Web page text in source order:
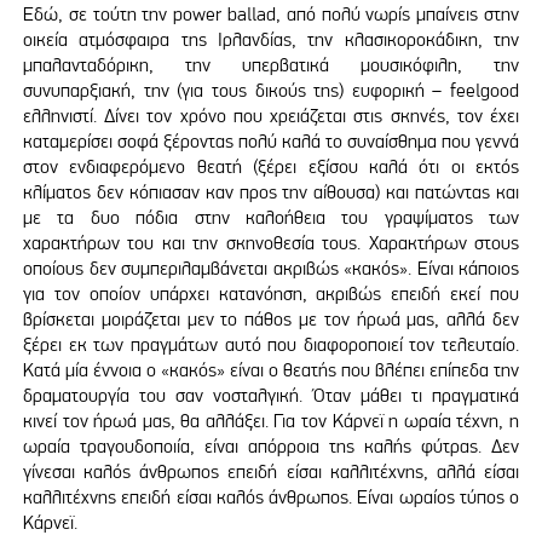
Εδώ, σε τούτη την power ballad, από πολύ νωρίς μπαίνεις στην
οικεία ατμόσφαιρα της Ιρλανδίας, την κλασικοροκάδικη, την
μπαλανταδόρικη, την υπερβατικά μουσικόφιλη, την
συνυπαρξιακή, την (για τους δικούς της) ευφορική – feelgood
ελληνιστί. Δίνει τον χρόνο που χρειάζεται στις σκηνές, τον έχει
καταμερίσει σοφά ξέροντας πολύ καλά το συναίσθημα που γεννά
στον ενδιαφερόμενο θεατή (ξέρει εξίσου καλά ότι οι εκτός
κλίματος δεν κόπιασαν καν προς την αίθουσα) και πατώντας και
με τα δυο πόδια στην καλοήθεια του γραψίματος των
χαρακτήρων του και την σκηνοθεσία τους. Χαρακτήρων στους
οποίους δεν συμπεριλαμβάνεται ακριβώς «κακός». Είναι κάποιος
για τον οποίον υπάρχει κατανόηση, ακριβώς επειδή εκεί που
βρίσκεται μοιράζεται μεν το πάθος με τον ήρωά μας, αλλά δεν
ξέρει εκ των πραγμάτων αυτό που διαφοροποιεί τον τελευταίο.
Κατά μία έννοια ο «κακός» είναι ο θεατής που βλέπει επίπεδα την
δραματουργία του σαν νοσταλγική. Όταν μάθει τι πραγματικά
κινεί τον ήρωά μας, θα αλλάξει. Για τον Κάρνεϊ η ωραία τέχνη, η
ωραία τραγουδοποιία, είναι απόρροια της καλής φύτρας. Δεν
γίνεσαι καλός άνθρωπος επειδή είσαι καλλιτέχνης, αλλά είσαι
καλλιτέχνης επειδή είσαι καλός άνθρωπος. Είναι ωραίος τύπος ο
Κάρνεϊ.